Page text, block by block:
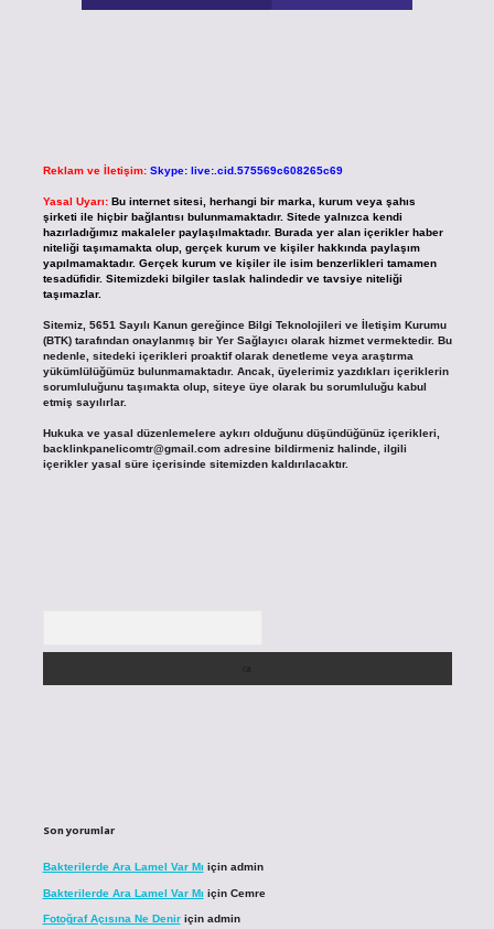
Reklam ve İletişim: Skype: live:.cid.575569c608265c69
Yasal Uyarı: Bu internet sitesi, herhangi bir marka, kurum veya şahıs
şirketi ile hiçbir bağlantısı bulunmamaktadır. Sitede yalnızca kendi
hazırladığımız makaleler paylaşılmaktadır. Burada yer alan içerikler haber
niteliği taşımamakta olup, gerçek kurum ve kişiler hakkında paylaşım
yapılmamaktadır. Gerçek kurum ve kişiler ile isim benzerlikleri tamamen
tesadüfidir. Sitemizdeki bilgiler taslak halindedir ve tavsiye niteliği
taşımazlar.
Sitemiz, 5651 Sayılı Kanun gereğince Bilgi Teknolojileri ve İletişim Kurumu
(BTK) tarafından onaylanmış bir Yer Sağlayıcı olarak hizmet vermektedir. Bu
nedenle, sitedeki içerikleri proaktif olarak denetleme veya araştırma
yükümlülüğümüz bulunmamaktadır. Ancak, üyelerimiz yazdıkları içeriklerin
sorumluluğunu taşımakta olup, siteye üye olarak bu sorumluluğu kabul
etmiş sayılırlar.
Hukuka ve yasal düzenlemelere aykırı olduğunu düşündüğünüz içerikleri,
backlinkpanelicomtr@gmail.comadresine bildirmeniz halinde, ilgili
içerikler yasal süre içerisinde sitemizden kaldırılacaktır.
Son yorumlar
Bakterilerde Ara Lamel Var Mı için admin
Bakterilerde Ara Lamel Var Mı için Cemre
Fotoğraf Açısına Ne Deniriçin admin